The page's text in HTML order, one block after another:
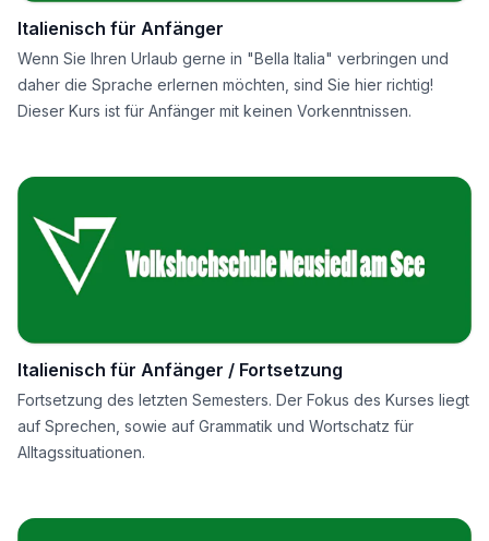
Italienisch für Anfänger
Wenn Sie Ihren Urlaub gerne in "Bella Italia" verbringen und
daher die Sprache erlernen möchten, sind Sie hier richtig!
Dieser Kurs ist für Anfänger mit keinen Vorkenntnissen.
Italienisch für Anfänger / Fortsetzung
Fortsetzung des letzten Semesters. Der Fokus des Kurses liegt
auf Sprechen, sowie auf Grammatik und Wortschatz für
Alltagssituationen.